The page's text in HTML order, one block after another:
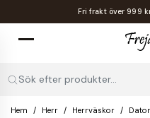
Fri frakt över 999
Sök efter produkter...
Hem Herr Herrväskor